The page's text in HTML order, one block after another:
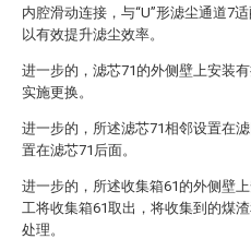
内腔滑动连接，与“U”形滤尘通道7
以有效提升滤尘效率。
进一步的，滤芯71的外侧壁上安装
实施更换。
进一步的，所述滤芯71相邻设置在
置在滤芯71后面。
进一步的，所述收集箱61的外侧壁
工将收集箱61取出，将收集到的煤
处理。